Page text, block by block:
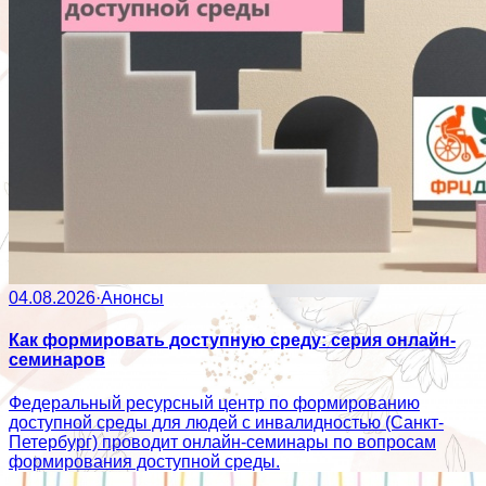
04.08.2026·Анонсы
Как формировать доступную среду: серия онлайн-
семинаров
Федеральный ресурсный центр по формированию
доступной среды для людей с инвалидностью (Санкт-
Петербург) проводит онлайн-семинары по вопросам
формирования доступной среды.